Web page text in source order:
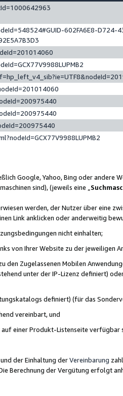
602FA6E8-D724-
Google, Yahoo, Bing oder
sind), (jeweils eine „
werden, der Nutzer über eine
Link anklicken oder anderweitig
nicht einhalten;
von Ihrer Website zu der jeweiligen
Zugelassenen Mobilen
unter der IP-Lizenz definiert)
definiert) (für das
vereinbart, und
einer Produkt-Listenseite verfügbar
der Einhaltung derVereinbarung
Berechnung der Vergütung erfolgt